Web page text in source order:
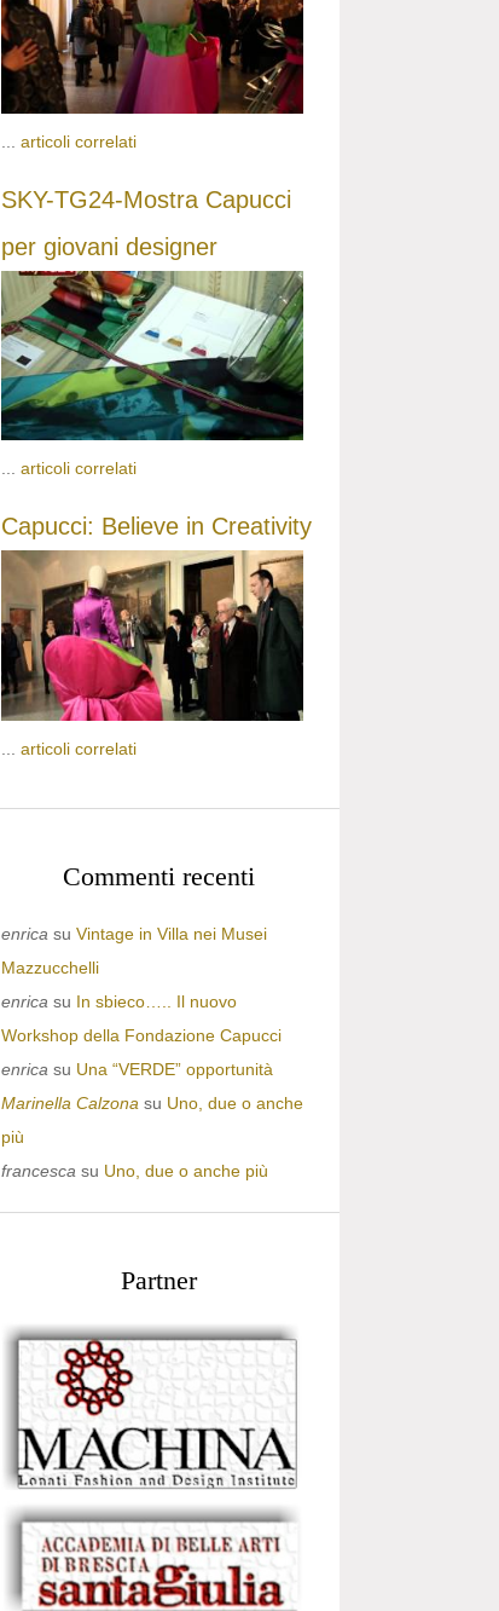
articoli correlati
SKY-TG24-Mostra Capucci
per giovani designer
... articoli correlati
Capucci: Believe in Creativity
articoli correlati
Commenti recenti
enrica su Vintage in Villa nei Musei
Mazzucchelli
enrica su In sbieco….. Il nuovo
Workshop della Fondazione Capucci
enrica su Una “VERDE” opportunità
Marinella Calzona su Uno, due o anche
più
francesca su Uno, due o anche più
Partner